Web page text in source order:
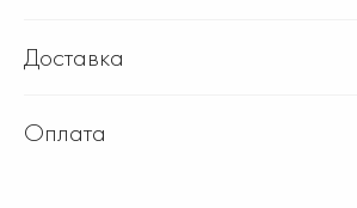
Доставка
Оплата